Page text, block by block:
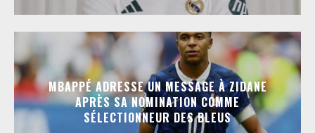
MBAPPÉ ADRESSE UN MESSAGE À ZIDANE
APRÈS SA NOMINATION COMME
SÉLECTIONNEUR DES BLEUS